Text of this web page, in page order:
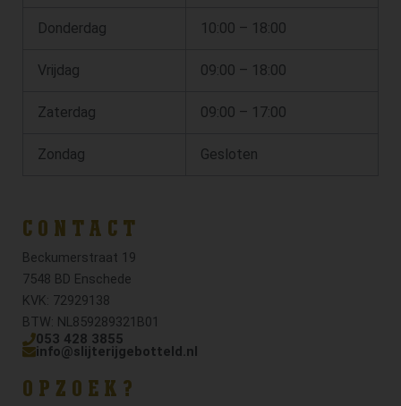
Donderdag 10:00 – 18:00
Vrijdag 09:00 – 18:00
Zaterdag 09:00 – 17:00
Zondag Gesloten
CONTACT
Beckumerstraat 19
7548 BD Enschede
KVK: 72929138
BTW: NL859289321B01
053 428 3855
info@slijterijgebotteld.nl
OPZOEK?